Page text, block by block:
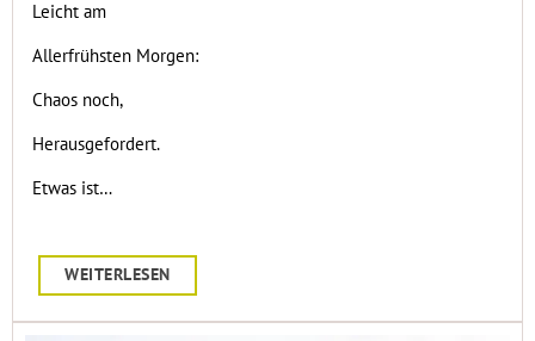
Leicht am
Allerfrühsten Morgen:
Chaos noch,
Herausgefordert.
Etwas ist…
WEITERLESEN